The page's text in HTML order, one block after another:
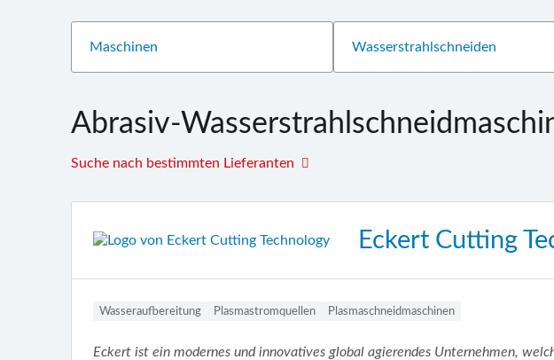
Abrasiv-
Suche nach bestimmten Lieferanten
Eckert Cutting
Wasseraufbereitung Plasmastromquellen Plasmaschneidmaschinen
Eckert ist ein modernes und innovatives global agierendes Unternehmen,